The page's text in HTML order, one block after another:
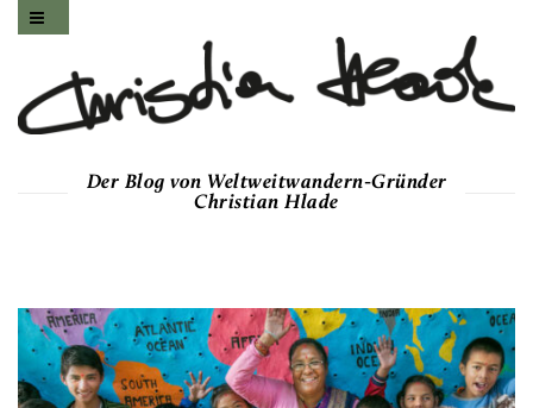
Der Blog von Weltweitwandern-Gründer
Christian Hlade